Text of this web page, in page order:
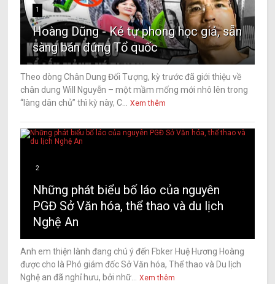
1
Hoàng Dũng - Kẻ tự phong học giả, sẵn
sàng bán đứng Tổ quốc
Theo dòng Chân Dung Đối Tượng, kỳ trước đã giới thiệu về
chân dung Will Nguyễn – một mầm mống mới nhô lên trong
“làng dân chủ” thì kỳ này, C...
Xem thêm
2
Những phát biểu bố láo của nguyên
PGĐ Sở Văn hóa, thể thao và du lịch
Nghệ An
Anh em thiện lành đang chú ý đến Fbker Huệ Hương Hoàng
được cho là Phó giám đốc Sở Văn hóa, Thể thao và Du lịch
Nghệ an đã nghỉ hưu, bởi nhữ...
Xem thêm